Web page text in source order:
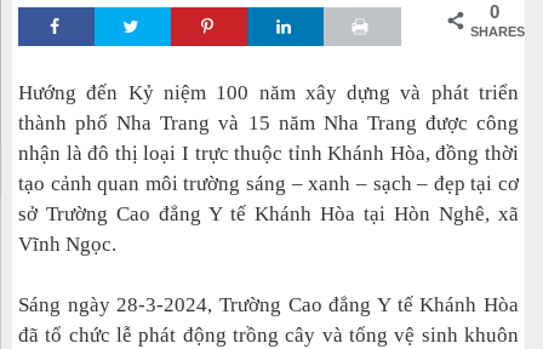
0
SHARES
Hướng đến Kỷ niệm 100 năm xây dựng và phát triển
thành phố Nha Trang và 15 năm Nha Trang được công
nhận là đô thị loại I trực thuộc tỉnh Khánh Hòa, đồng thời
tạo cảnh quan môi trường sáng – xanh – sạch – đẹp tại cơ
sở Trường Cao đẳng Y tế Khánh Hòa tại Hòn Nghê, xã
Vĩnh Ngọc.
Sáng ngày 28-3-2024, Trường Cao đẳng Y tế Khánh Hòa
đã tổ chức lễ phát động trồng cây và tổng vệ sinh khuôn